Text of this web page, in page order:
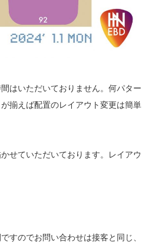
はいただいておりません。何パター
揃えば配置のレイアウト変更は簡単
せていただいております。レイアウ
すのでお問い合わせは接客と同じ、